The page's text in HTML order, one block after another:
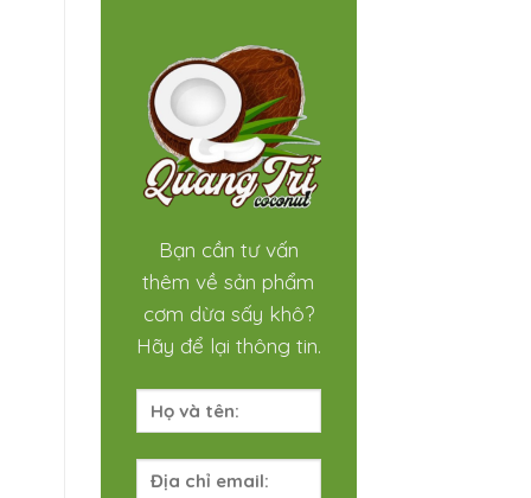
Bạn cần tư vấn
thêm về sản phẩm
cơm dừa sấy khô?
Hãy để lại thông tin.